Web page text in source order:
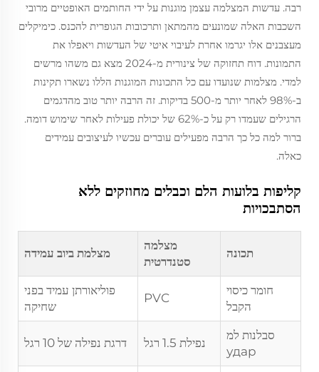
רבה. עדשות המצלמה עצמן מוגנות על ידי החותמים האופטיים מרובי
השכבות האלה שמונעים מהמתאן ותרכובות הגופרית להכנס. כימיקלים
מעצבנים אלו יגרמו אחרת לעיבוי איטי של העדשות ויאפלו את
התמונות. דוח תחזוקה של צינורית מ-2024 מצא גם משהו מרשים
למדי. מצלמות שנועדו עם כל התכונות המוגנות הללו נשארו תקינות
ב-98% לאחר יותר מ-500 בדיקות. זה הרבה יותר טוב מהדגמים
הרגילים שעמדו רק על כ-62% של יכולת פעילות לאחר שימוש דומה.
ברור למה כל כך הרבה מפעילים עוברים עכשיו לעיצובים עמידים
כאלה.
קליפות בלועות הלם וכבלים מחוזקים ללא
הסתבכויות
תכונה
מצלמה
סטנדרטית
מצלמת ביוב עמידה
חומר כיסוי
הקבל
PVC
פוליאורתן עמיד בפני
שחיקה
סבלנות למ
удар
נפילת 1.5 רגל דרגת נפילה של 10 רגל